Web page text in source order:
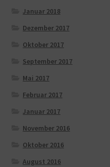
Januar 2018
Dezember 2017
Oktober 2017
September 2017
Mai 2017
Februar 2017
Januar 2017
November 2016
Oktober 2016
August 2016